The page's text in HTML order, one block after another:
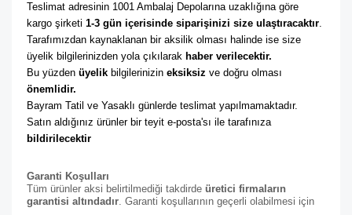
Teslimat adresinin 1001 Ambalaj Depolarına uzaklığına göre
kargo şirketi 1-3 gün içerisinde siparişinizi size ulaştıracaktır.
Tarafımızdan kaynaklanan bir aksilik olması halinde ise size
üyelik bilgilerinizden yola çıkılarak haber verilecektir.
Bu yüzden üyelik bilgilerinizin eksiksiz
önemlidir.
Bayram Tatil ve Yasaklı günlerde teslimat yapılmamaktadır.
Satın aldığınız ürünler bir teyit e-posta'sı ile tarafınıza
bildirilecektir
Garanti Koşulları
Tüm ürünler aksi belirtilmediği takdirde üretici firmaların
garantisi altındadır. Garanti koşullarının geçerli olabilmesi için